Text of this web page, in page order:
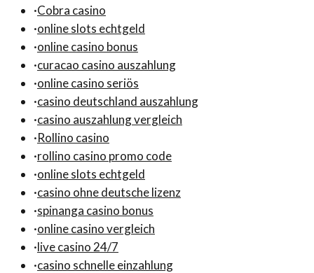
·Cobra casino
·online slots echtgeld
·online casino bonus
·curacao casino auszahlung
·online casino seriös
·casino deutschland auszahlung
·casino auszahlung vergleich
·Rollino casino
·rollino casino promo code
·online slots echtgeld
·casino ohne deutsche lizenz
·spinanga casino bonus
·online casino vergleich
·live casino 24/7
·casino schnelle einzahlung